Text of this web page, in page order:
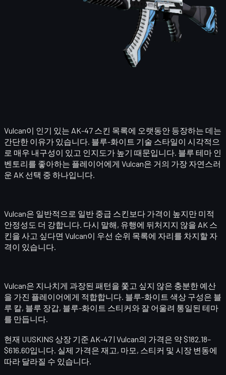
Vulcan이 인기 있는 AK-47 스킨 목록에 오랫동안 등장하는 데는
간단한 이유가 있습니다. 블루-화이트 기술 스타일이 시각적으
로 매우 내구성이 있고 인지도가 높기 때문입니다. 블루 테마 인
벤토리를 좋아하는 플레이어에게 Vulcan은 거의 가장 자연스러
운 AK 선택 중 하나입니다.
Vulcan은 일반적으로 일반 중급 스킨보다 가격이 높지만 미적
안정성도 더 강합니다. 다시 말해, 유행에 뒤처지지 않을 AK 스
킨을 사고 싶다면 Vulcan이 우선 순위 목록에 자리를 차지할 자
격이 있습니다.
Vulcan은 지나치게 과장된 패턴을 쫓고 싶지 않은 충분한 예산
을 가진 플레이어에게 적합합니다. 블루-화이트 색상 구성은 블
루 칼, 블루 장갑, 블루-화이트 스티커와 잘 어울려 통일된 테마
를 만듭니다.
현재 UUSKINS 상장 기준 AK-47 | Vulcan의 가격은 약 $182.18–
$616.60입니다. 실제 가격은 재고, 마모, 스티커 및 시장 변동에
따라 달라질 수 있습니다.